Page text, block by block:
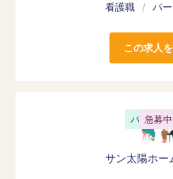
看護職
/ パ
この求人
サン太陽ホー
パートタ
急募中